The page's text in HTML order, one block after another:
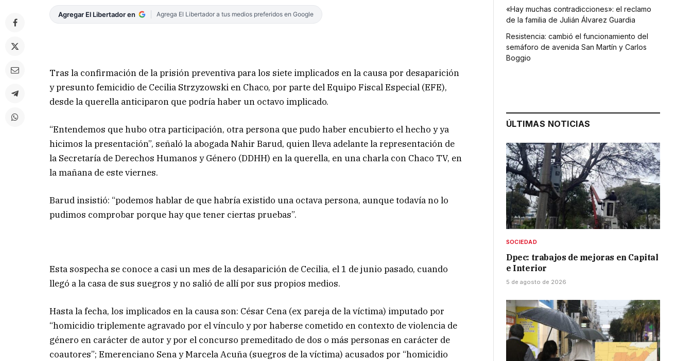
Agregar El Libertador en Agrega El Libertador a tus medios preferidos en Google
Tras la confirmación de la prisión preventiva para los siete implicados en la causa por desaparición
y presunto femicidio de Cecilia Strzyzowski en Chaco, por parte del Equipo Fiscal Especial (EFE),
desde la querella anticiparon que podría haber un octavo implicado.
“Entendemos que hubo otra participación, otra persona que pudo haber encubierto el hecho y ya
hicimos la presentación”, señaló la abogada Nahir Barud, quien lleva adelante la representación de
la Secretaría de Derechos Humanos y Género (DDHH) en la querella, en una charla con Chaco TV, en
la mañana de este viernes.
Barud insistió: “podemos hablar de que habría existido una octava persona, aunque todavía no lo
pudimos comprobar porque hay que tener ciertas pruebas”.
Esta sospecha se conoce a casi un mes de la desaparición de Cecilia, el 1 de junio pasado, cuando
llegó a la casa de sus suegros y no salió de allí por sus propios medios.
Hasta la fecha, los implicados en la causa son: César Cena (ex pareja de la víctima) imputado por
“homicidio triplemente agravado por el vínculo y por haberse cometido en contexto de violencia de
género en carácter de autor y por el concurso premeditado de dos o más personas en carácter de
coautores”; Emerenciano Sena y Marcela Acuña (suegros de la víctima) acusados por “homicidio
«Hay muchas contradicciones»: el reclamo
de la familia de Julián Álvarez Guardia
Resistencia: cambió el funcionamiento del
semáforo de avenida San Martín y Carlos
Boggio
ÚLTIMAS NOTICIAS
SOCIEDAD
Dpec: trabajos de mejoras en Capital
e Interior
5 de agosto de 2026